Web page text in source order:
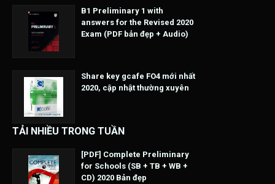
B1 Preliminary 1 with
answers for the Revised 2020
Exam (PDF bản đẹp + Audio)
Share key gcafe FO4 mới nhất
2020, cập nhật thường xuyên
TẢI NHIỀU TRONG TUẦN
[PDF] Complete Preliminary
for Schools (SB + TB + WB +
CD) 2020 Bản đẹp